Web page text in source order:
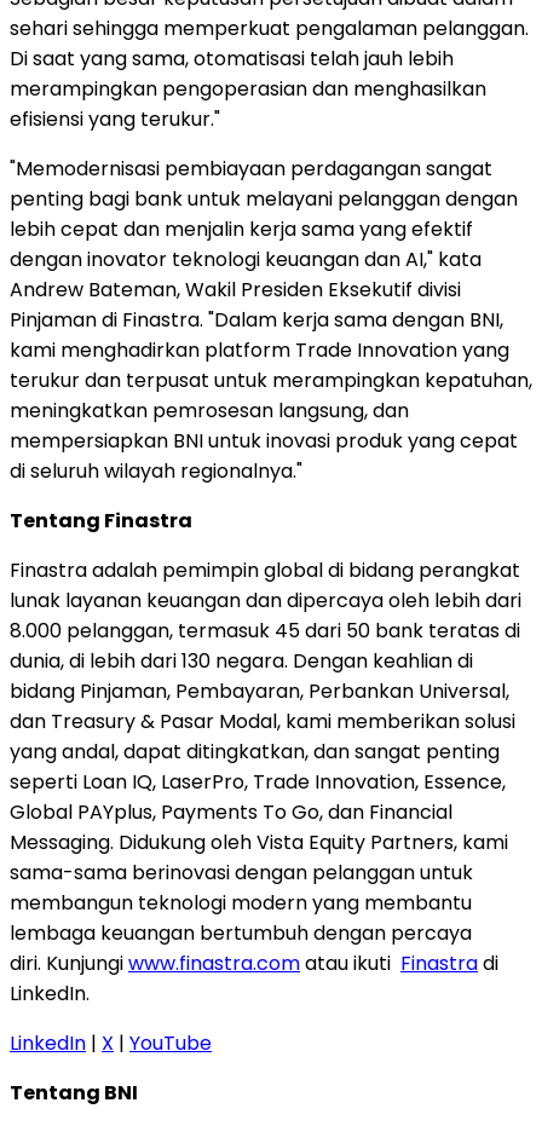
sehari sehingga memperkuat pengalaman pelanggan.
Di saat yang sama, otomatisasi telah jauh lebih
merampingkan pengoperasian dan menghasilkan
efisiensi yang terukur."
"Memodernisasi pembiayaan perdagangan sangat
penting bagi bank untuk melayani pelanggan dengan
lebih cepat dan menjalin kerja sama yang efektif
dengan inovator teknologi keuangan dan AI," kata
Andrew Bateman, Wakil Presiden Eksekutif divisi
Pinjaman di Finastra. "Dalam kerja sama dengan BNI,
kami menghadirkan platform Trade Innovation yang
terukur dan terpusat untuk merampingkan kepatuhan,
meningkatkan pemrosesan langsung, dan
mempersiapkan BNI untuk inovasi produk yang cepat
di seluruh wilayah regionalnya."
Tentang Finastra
Finastra adalah pemimpin global di bidang perangkat
lunak layanan keuangan dan dipercaya oleh lebih dari
8.000 pelanggan, termasuk 45 dari 50 bank teratas di
dunia, di lebih dari 130 negara. Dengan keahlian di
bidang Pinjaman, Pembayaran, Perbankan Universal,
dan Treasury & Pasar Modal, kami memberikan solusi
yang andal, dapat ditingkatkan, dan sangat penting
seperti Loan IQ, LaserPro, Trade Innovation, Essence,
Global PAYplus, Payments To Go, dan Financial
Messaging. Didukung oleh Vista Equity Partners, kami
sama-sama berinovasi dengan pelanggan untuk
membangun teknologi modern yang membantu
lembaga keuangan bertumbuh dengan percaya
diri. Kunjungiwww.finastra.comatau ikuti Finastradi
LinkedIn.
LinkedIn | X | YouTube
Tentang BNI